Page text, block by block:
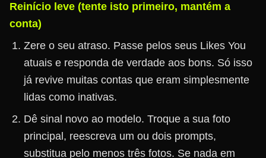
Reinício leve (tente isto primeiro, mantém a
conta)
Zere o seu atraso. Passe pelos seus Likes You
atuais e responda de verdade aos bons. Só isso
já revive muitas contas que eram simplesmente
lidas como inativas.
Dê sinal novo ao modelo. Troque a sua foto
principal, reescreva um ou dois prompts,
substitua pelo menos três fotos. Se nada em